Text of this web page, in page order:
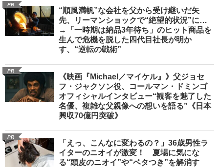
PR
“順風満帆”な会社を父から受け継いだ矢
先、リーマンショックで“絶望的状況”に…
→「一時期は納品3年待ち」のヒット商品を
生んで危機を脱した四代目社長が明か
す、“逆転の戦術”
PR
《映画『Michael／マイケル』》父ジョセ
フ・ジャクソン役、コールマン・ドミンゴ
オフィシャルインタビュー“観客を魅了した
名優、複雑な父親像への想いを語る”《日本
興収70億円突破》
PR
「えっ、こんなに変わるの？」36歳男性ラ
イターのニオイが激変！ 夏場に気にな
る“頭皮のニオイ”や“ベタつき”を解消す